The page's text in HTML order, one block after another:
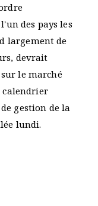
des pays les
largement de
devrait
le marché
calendrier
gestion de la
lundi.